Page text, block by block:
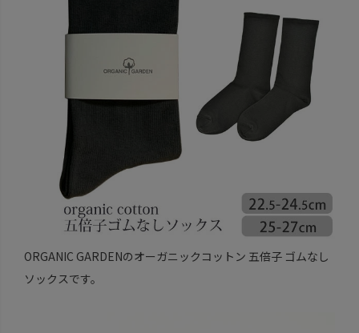
ORGANIC GARDENのオーガニックコットン 五倍子 ゴムなし
ソックスです。